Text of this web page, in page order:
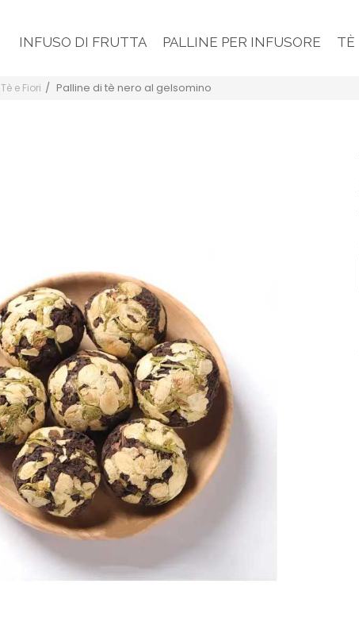
INFUSO DI FRUTTA PALLINE PER INFUSORE TÈ
Tè e Fiori Palline di tè nero al gelsomino